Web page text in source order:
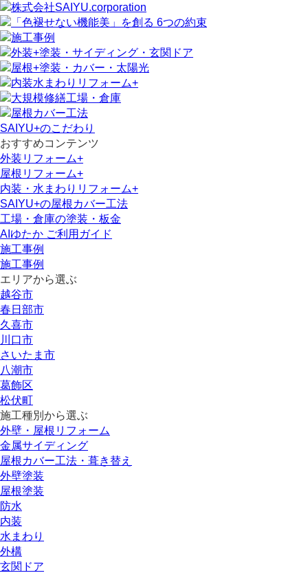
SAIYU+のこだわり
おすすめコンテンツ
外装リフォーム+
屋根リフォーム+
内装・水まわりリフォーム+
SAIYU+の屋根カバー工法
工場・倉庫の塗装・板金
AIゆたか ご利用ガイド
施工事例
施工事例
エリアから選ぶ
越谷市
春日部市
久喜市
川口市
さいたま市
八潮市
葛飾区
松伏町
施工種別から選ぶ
外壁・屋根リフォーム
金属サイディング
屋根カバー工法・葺き替え
外壁塗装
屋根塗装
防水
内装
水まわり
外構
玄関ドア